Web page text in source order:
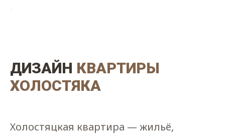
↓
ДИЗАЙН КВАРТИРЫ
ХОЛОСТЯКА
Холостяцкая квартира — жильё,